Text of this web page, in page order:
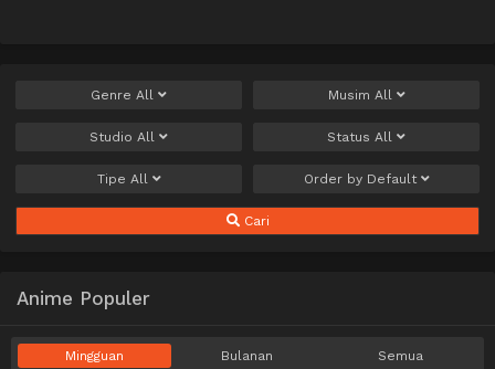
Genre All Musim All
Studio All Status All
Tipe All Order by Default
Cari
Anime Populer
Mingguan Bulanan Semua